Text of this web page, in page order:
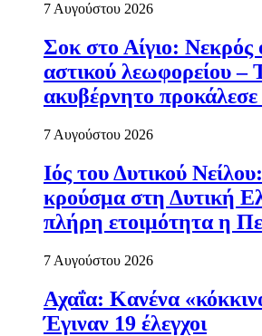
7 Αυγούστου 2026
Σοκ στο Αίγιο: Νεκρός
αστικού λεωφορείου –
ακυβέρνητο προκάλεσε
7 Αυγούστου 2026
Ιός του Δυτικού
κρούσμα στη Δυτική
πλήρη ετοιμότητα η
7 Αυγούστου 2026
Αχαΐα: Κανένα
Έγιναν 19 έλεγχοι